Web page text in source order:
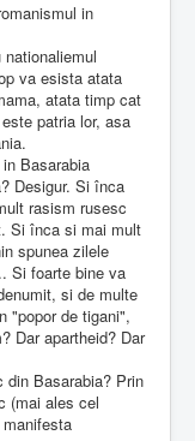
in
va esista atata
atata timp cat
patria lor, asa
Basarabia
Desigur. Si înca
rasism rusesc
Si înca si mai mult
spunea zilele
Si foarte bine va
si de multe
"popor de tigani",
Dar apartheid? Dar
din Basarabia? Prin
(mai ales cel